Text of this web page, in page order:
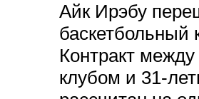
Айк Ирэбу
баскетбольный
Контракт между
клубом и 31-